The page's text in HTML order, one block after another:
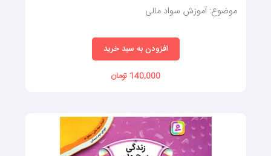
موضوع: آموزش سواد مالی
افزودن به سبد خرید
140,000 تومان